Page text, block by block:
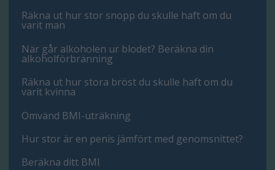
Räkna ut hur stor snopp du skulle haft om du
varit man
När går alkoholen ur blodet? Beräkna din
alkoholförbränning
Räkna ut hur stora bröst du skulle haft om du
varit kvinna
Omvänd BMI-uträkning
Hur stor är en penis jämfört med genomsnittet?
Beräkna ditt BMI